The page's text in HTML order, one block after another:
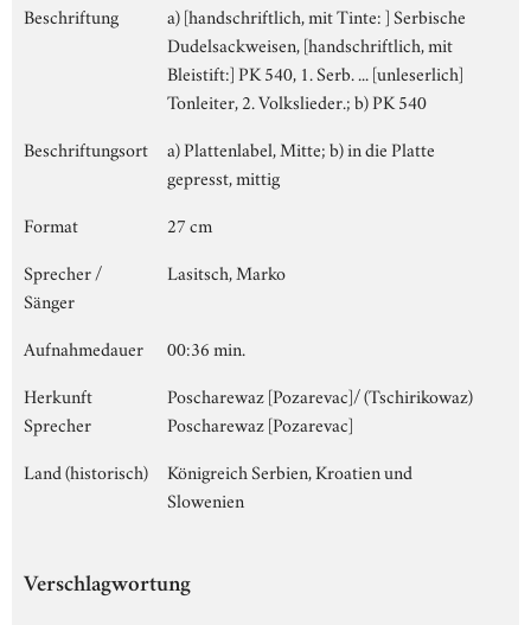
Beschriftung
a) [handschriftlich, mit Tinte: ] Serbische
Dudelsackweisen, [handschriftlich, mit
Bleistift:] PK 540, 1. Serb. ... [unleserlich]
Tonleiter, 2. Volkslieder.; b) PK 540
Beschriftungsort
a) Plattenlabel, Mitte; b) in die Platte
gepresst, mittig
Format
27 cm
Sprecher /
Sänger
Lasitsch, Marko
Aufnahmedauer
00:36 min.
Herkunft
Sprecher
Poscharewaz [Pozarevac]/ (Tschirikowaz)
Poscharewaz [Pozarevac]
Land (historisch)
Königreich Serbien, Kroatien und
Slowenien
Verschlagwortung